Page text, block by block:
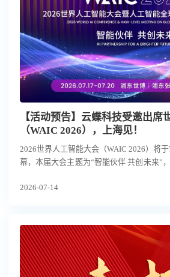
【活动预告】云蝶科技受邀出席
（WAIC 2026），上海见！
2026世界人工智能大会（WAIC 2026）将
幕，本届大会主题为“智能伙伴 共创未来”
联网信息办公室、中国科学院、中国科协
2026-07-14